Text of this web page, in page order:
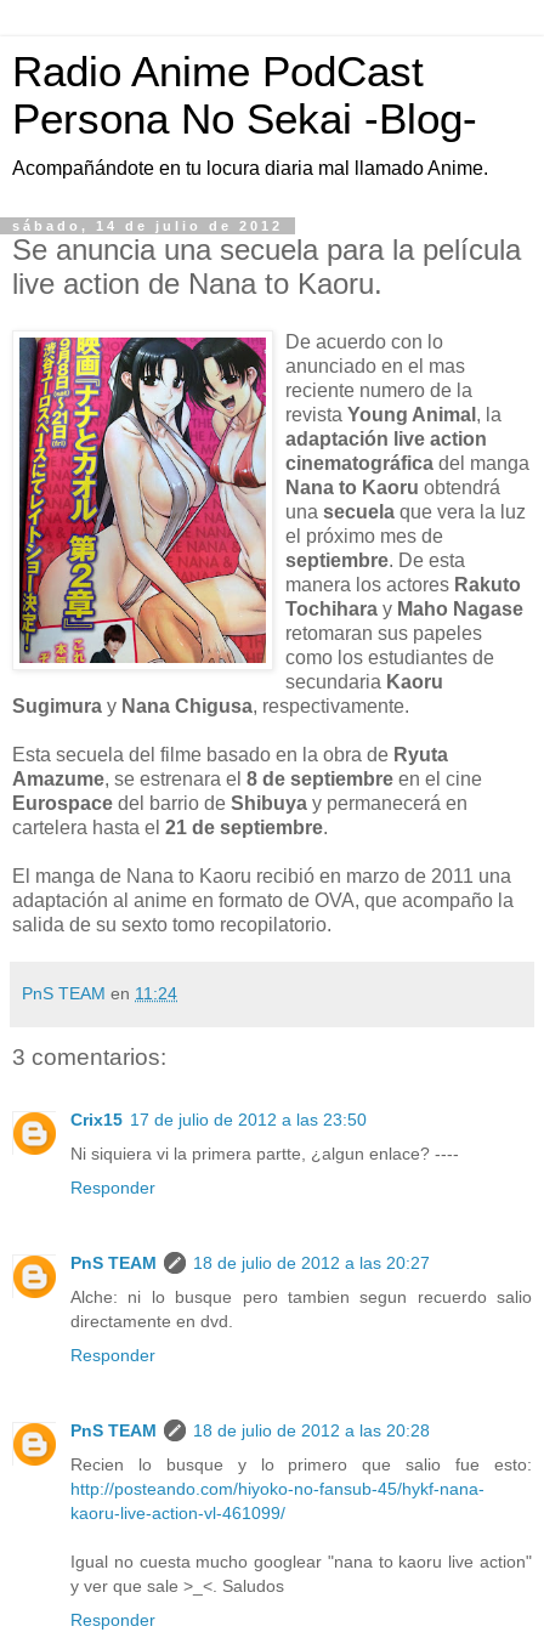
Radio Anime PodCast
Persona No Sekai -Blog-
Acompañándote en tu locura diaria mal llamado Anime.
sábado, 14 de julio de 2012
Se anuncia una secuela para la película
live action de Nana to Kaoru.
De acuerdo con lo
anunciado en el mas
reciente numero de la
revista Young Animal , la
adaptación live action
cinematográfica del manga
Nana to Kaoru obtendrá
una secuela que vera la luz
el próximo mes de
septiembre. De esta
manera los actores Rakuto
Tochihara y Maho Nagase
retomaran sus papeles
como los estudiantes de
secundaria Kaoru
Sugimura y Nana Chigusa, respectivamente.
Esta secuela del filme basado en la obra de Ryuta
Amazume, se estrenara el 8 de septiembre en el cine
Eurospace del barrio de Shibuya y permanecerá en
cartelera hasta el 21 de septiembre.
El manga de Nana to Kaoru recibió en marzo de 2011 una
adaptación al anime en formato de OVA, que acompaño la
salida de su sexto tomo recopilatorio.
PnS TEAM en 11:24
3 comentarios:
Crix15 17 de julio de 2012 a las 23:50
Ni siquiera vi la primera partte, ¿algun enlace? ----
Responder
PnS TEAM
18 de julio de 2012 a las 20:27
Alche: ni lo busque pero tambien segun recuerdo salio
directamente en dvd.
Responder
PnS TEAM
18 de julio de 2012 a las 20:28
Recien lo busque y lo primero que salio fue esto:
http://posteando.com/hiyoko-no-fansub-45/hykf-nana-
kaoru-live-action-vl-461099/
Igual no cuesta mucho googlear "nana to kaoru live action"
y ver que sale >_<. Saludos
Responder